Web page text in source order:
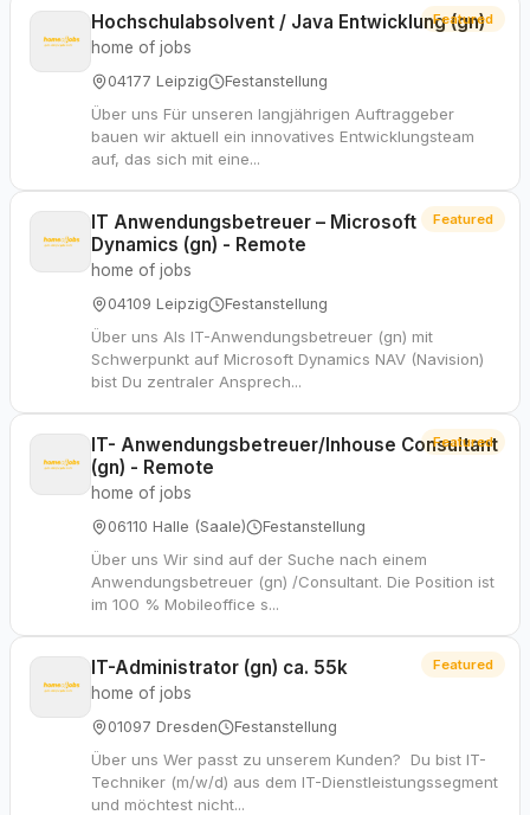
Hochschulabsolvent / Java Entwicklung (gn)
home of jobs
04177 Leipzig Festanstellung
Über uns Für unseren langjährigen Auftraggeber
bauen wir aktuell ein innovatives Entwicklungsteam
auf, das sich mit eine...
Featured
IT Anwendungsbetreuer – Microsoft
Dynamics (gn) - Remote
home of jobs
04109 Leipzig Festanstellung
Über uns Als IT-Anwendungsbetreuer (gn) mit
Schwerpunkt auf Microsoft Dynamics NAV (Navision)
bist Du zentraler Ansprech...
Featured
IT- Anwendungsbetreuer/Inhouse Consultant
(gn) - Remote
home of jobs
06110 Halle (Saale) Festanstellung
Über uns Wir sind auf der Suche nach einem
Anwendungsbetreuer (gn) /Consultant. Die Position ist
im 100 % Mobileoffice s...
Featured
IT-Administrator (gn) ca. 55k
home of jobs
01097 Dresden Festanstellung
Über uns Wer passt zu unserem Kunden? Du bist IT-
Techniker (m/w/d) aus dem IT-Dienstleistungssegment
und möchtest nicht...
Featured